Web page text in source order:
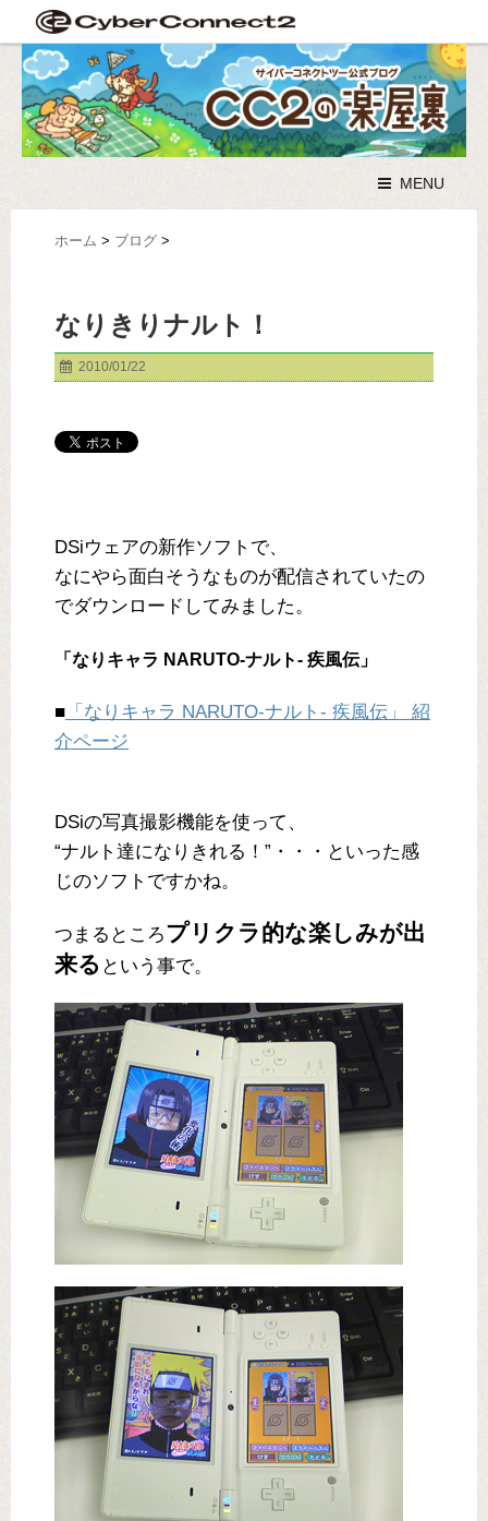
MENU
ホーム > ブログ >
なりきりナルト！
2010/01/22
DSiウェアの新作ソフトで、
なにやら面白そうなものが配信されていたの
でダウンロードしてみました。
「なりキャラ NARUTO-ナルト- 疾風伝」
■ 「なりキャラ NARUTO-ナルト- 疾風伝」 紹
介ページ
DSiの写真撮影機能を使って、
“ナルト達になりきれる！”・・・といった感
じのソフトですかね。
つまるところプリクラ的な楽しみが出
来る という事で。